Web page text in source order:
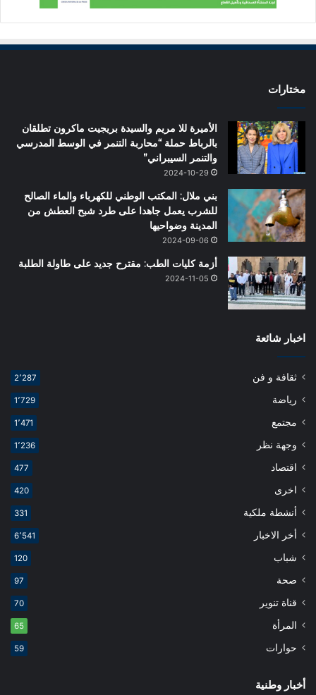
مختارات
الأميرة للا مريم والسيدة بريجيت ماكرون تطلقان
بالرباط حملة “محاربة التنمر في الوسط المدرسي
والتنمر السيبراني”
2024-10-29
بني ملال: المكتب الوطني للكهرباء والماء الصالح
للشرب يعمل جاهدا على طرد شبح العطش من
المدينة وضواحيها
2024-09-06
أزمة كليات الطب: مقترح جديد على طاولة الطلبة
2024-11-05
اخبار شائعة
ثقافة و فن 2٬287
رياضة 1٬729
مجتمع 1٬471
وجهة نظر 1٬236
اقتصاد 477
اخرى 420
أنشطة ملكية 331
أخر الاخبار 6٬541
شباب 120
صحة 97
قناة تنوير 70
المرأة 65
حوارات 59
أخبار وطنية